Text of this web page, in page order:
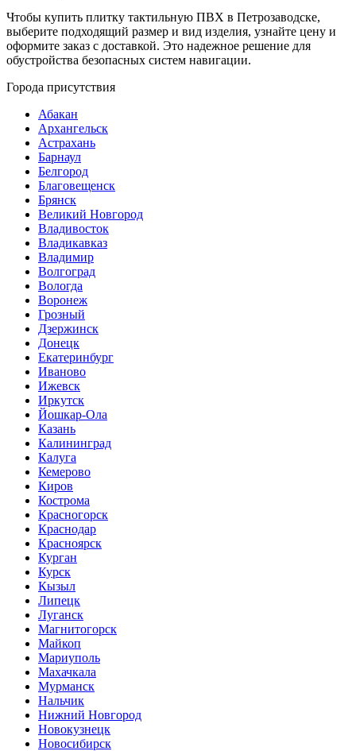
Чтобы купить плитку тактильную ПВХ в Петрозаводске,
выберите подходящий размер и вид изделия, узнайте цену и
оформите заказ с доставкой. Это надежное решение для
обустройства безопасных систем навигации.
Города присутствия
Абакан
Архангельск
Астрахань
Барнаул
Белгород
Благовещенск
Брянск
Великий Новгород
Владивосток
Владикавказ
Владимир
Волгоград
Вологда
Воронеж
Грозный
Дзержинск
Донецк
Екатеринбург
Иваново
Ижевск
Иркутск
Йошкар-Ола
Казань
Калининград
Калуга
Кемерово
Киров
Кострома
Красногорск
Краснодар
Красноярск
Курган
Курск
Кызыл
Липецк
Луганск
Магнитогорск
Майкоп
Мариуполь
Махачкала
Мурманск
Нальчик
Нижний Новгород
Новокузнецк
Новосибирск